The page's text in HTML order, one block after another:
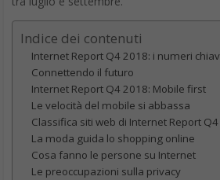
Indice dei contenuti
Internet Report Q4 2018: i numeri
Connettendo il futuro
Internet Report Q4 2018: Mobile first
Le velocità del mobile si abbassa
Classifica siti web di Internet Report
La moda guida lo shopping online
Cosa fanno le persone su Internet
Le preoccupazioni sulla privacy